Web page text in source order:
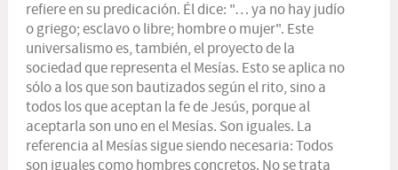
refiere en su predicación. Él dice: "… ya no hay judío
o griego; esclavo o libre; hombre o mujer". Este
universalismo es, también, el proyecto de la
sociedad que representa el Mesías. Esto se aplica no
sólo a los que son bautizados según el rito, sino a
todos los que aceptan la fe de Jesús, porque al
aceptarla son uno en el Mesías. Son iguales. La
referencia al Mesías sigue siendo necesaria: Todos
son iguales como hombres concretos. No se trata